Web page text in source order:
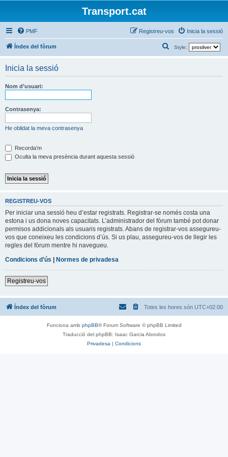
Transport.cat
PMF Inicia la sessió
Registreu-vos
Índex del fòrum Style:
e
Inicia la sessió
Nom d’usuari:
Contrasenya:
He oblidat la meva contrasenya
Recorda’m
Oculta la meva presència durant aquesta sessió
REGISTREU-VOS
Per iniciar una sessió heu d’estar registrats. Registrar-se només costa una
estona i us dona noves capacitats. L’administrador del fòrum també pot donar
permisos addicionals als usuaris registrats. Abans de registrar-vos assegureu-
vos que coneixeu les condicions d’ús. Si us plau, assegureu-vos de llegir les
regles del fòrum mentre hi navegueu.
Condicions d’ús
Normes de privadesa
Registreu-vos
Índex del fòrum Totes les hores són UTC+02:00
Funciona amb phpBB® Forum Software © phpBB Limited
Traducció del phpBB: Isaac Garcia Abrodos
Privadesa
Condicions